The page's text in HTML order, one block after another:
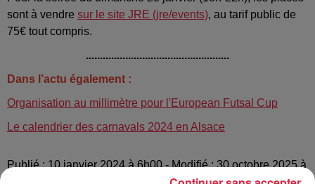
sont à vendre sur le site JRE (jre/events), au tarif public de
75€ tout compris.
...................................................
Dans l’actu également :
Organisation au millimètre pour l'European Futsal Cup
Le calendrier des carnavals 2024 en Alsace
Publié : 10 janvier 2024 à 6h00 - Modifié : 30 octobre 2025 à